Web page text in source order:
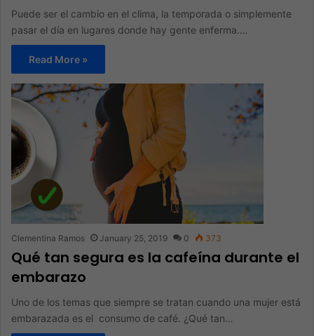
Puede ser el cambio en el clima, la temporada o simplemente
pasar el día en lugares donde hay gente enferma.…
Read More »
Clementina Ramos January 25, 2019 0 373
Qué tan segura es la cafeína durante el
embarazo
Uno de los temas que siempre se tratan cuando una mujer está
embarazada es el consumo de café. ¿Qué tan…